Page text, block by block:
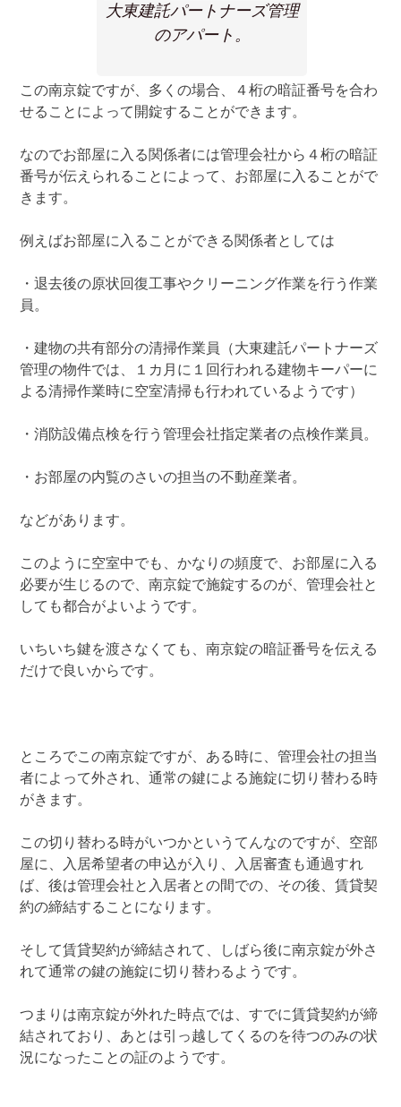
大東建託パートナーズ管理
のアパート。
この南京錠ですが、多くの場合、４桁の暗証番号を合わ
せることによって開錠することができます。
なのでお部屋に入る関係者には管理会社から４桁の暗証
番号が伝えられることによって、お部屋に入ることがで
きます。
例えばお部屋に入ることができる関係者としては
・退去後の原状回復工事やクリーニング作業を行う作業
員。
・建物の共有部分の清掃作業員（大東建託パートナーズ
管理の物件では、１カ月に１回行われる建物キーパーに
よる清掃作業時に空室清掃も行われているようです）
・消防設備点検を行う管理会社指定業者の点検作業員。
・お部屋の内覧のさいの担当の不動産業者。
などがあります。
このように空室中でも、かなりの頻度で、お部屋に入る
必要が生じるので、南京錠で施錠するのが、管理会社と
しても都合がよいようです。
いちいち鍵を渡さなくても、南京錠の暗証番号を伝える
だけで良いからです。
ところでこの南京錠ですが、ある時に、管理会社の担当
者によって外され、通常の鍵による施錠に切り替わる時
がきます。
この切り替わる時がいつかというてんなのですが、空部
屋に、入居希望者の申込が入り、入居審査も通過すれ
ば、後は管理会社と入居者との間での、その後、賃貸契
約の締結することになります。
そして賃貸契約が締結されて、しばら後に南京錠が外さ
れて通常の鍵の施錠に切り替わるようです。
つまりは南京錠が外れた時点では、すでに賃貸契約が締
結されており、あとは引っ越してくるのを待つのみの状
況になったことの証のようです。